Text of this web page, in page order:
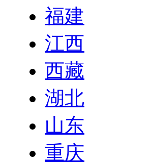
福建
江西
西藏
湖北
山东
重庆